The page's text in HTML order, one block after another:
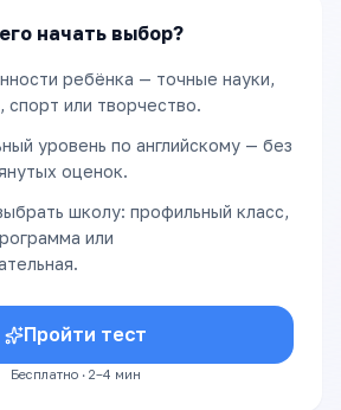
начать выбор?
ребёнка — точные науки,
спорт или творчество.
уровень по английскому — без
оценок.
школу: профильный класс,
или
Пройти тест
Бесплатно · 2–4 мин